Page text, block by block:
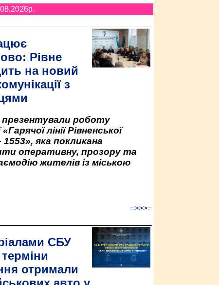
Рівне
на новий
з
презентували роботу
лінії Рівненської
яка покликана
оперативну, прозору та
жителів із міською
=>>>=
СБУ
отримали